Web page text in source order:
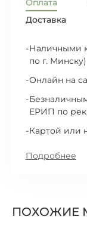
Оплата
Доставка
Наличными
по г. Минску)
Онлайн на
ЕРИП по
Картой или
Подробнее
ПОХОЖИЕ